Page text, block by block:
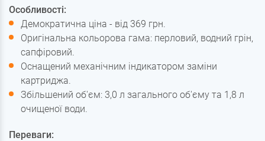
Особливості:
Демократична ціна - від 369 грн.
Оригінальна кольорова гама: перловий, водний грін,
сапфіровий.
Оснащений механічним індикатором заміни
картриджа.
Збільшений об'єм: 3,0 л загального об'єму та 1,8 л
очищеної води.
Переваги: